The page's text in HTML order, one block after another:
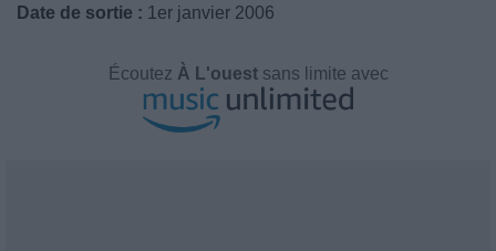
Date de sortie : 1er janvier 2006
Écoutez À L'ouestsans limite avec